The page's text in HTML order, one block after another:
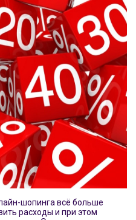
шопинга всё больше
расходы и при этом